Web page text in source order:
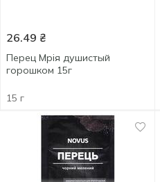
26.49 ₴
Перец Мрія душистый
горошком 15г
15 г